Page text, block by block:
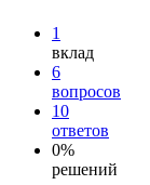
1
вклад
6
вопросов
10
ответов
0%
решений